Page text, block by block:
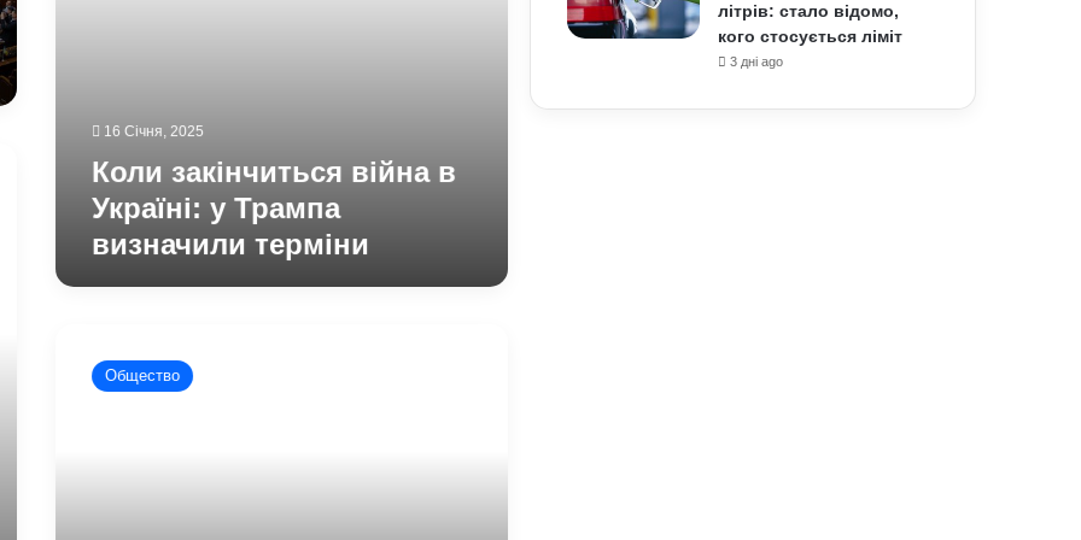
16 Січня, 2025
Коли закінчиться війна в
Україні: у Трампа
визначили терміни
России
хотят
Общество
літрів: стало відомо,
кого стосується ліміт
3 дні ago